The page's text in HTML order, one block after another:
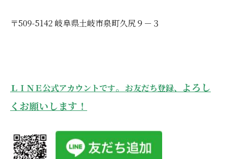
〒509-5142 岐阜県土岐市泉町久尻９－３
ＬＩＮＥ公式アカウントです。 お友だち登録、
よろし
くお願いします！